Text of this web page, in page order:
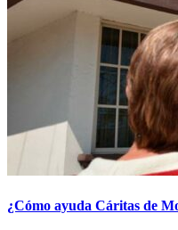
¿Cómo ayuda Cáritas de